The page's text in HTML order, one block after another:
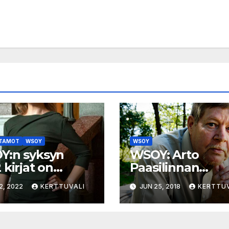
WSOY
syksyn
kirjat on
2022 KERTTUVALI
WSOY
WSOY: Arto
Paasilinnan
tuotanto ääni-
kirjoiksi
JUN 25, 2018